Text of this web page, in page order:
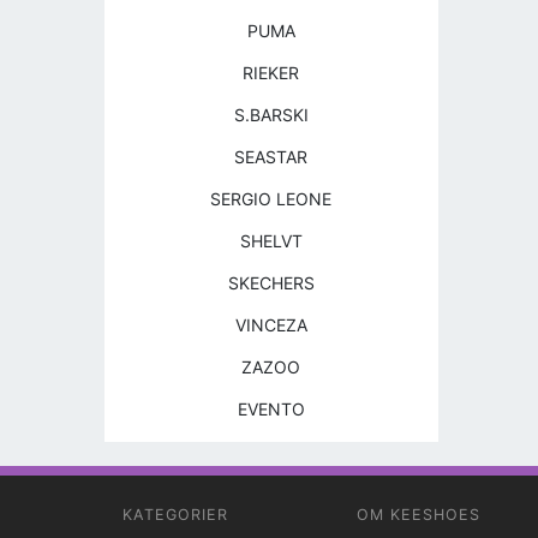
PUMA
RIEKER
S.BARSKI
SEASTAR
SERGIO LEONE
SHELVT
SKECHERS
VINCEZA
ZAZOO
EVENTO
KATEGORIER OM KEESHOES